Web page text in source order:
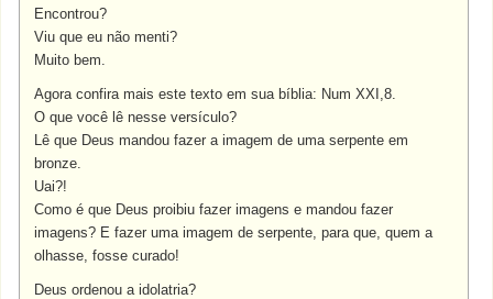
Encontrou?
Viu que eu não menti?
Muito bem.
Agora confira mais este texto em sua bíblia: Num XXI,8.
O que você lê nesse versículo?
Lê que Deus mandou fazer a imagem de uma serpente em
bronze.
Uai?!
Como é que Deus proibiu fazer imagens e mandou fazer
imagens? E fazer uma imagem de serpente, para que, quem a
olhasse, fosse curado!
Deus ordenou a idolatria?